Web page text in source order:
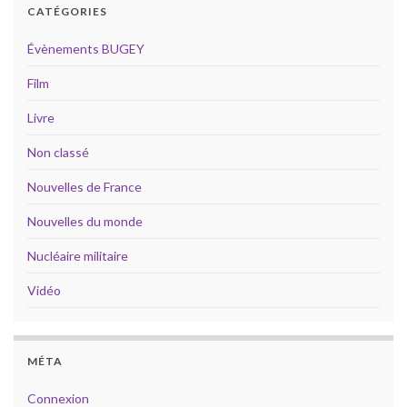
CATÉGORIES
Évènements BUGEY
Film
Livre
Non classé
Nouvelles de France
Nouvelles du monde
Nucléaire militaire
Vidéo
MÉTA
Connexion